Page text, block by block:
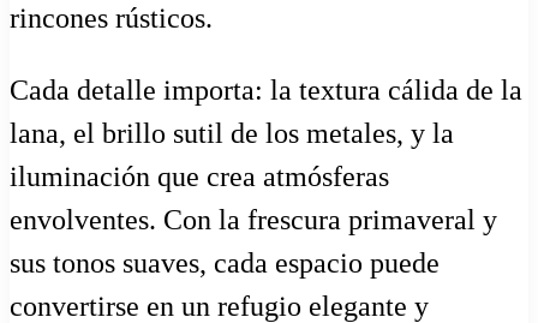
rincones rústicos.
Cada detalle importa: la textura cálida de la
lana, el brillo sutil de los metales, y la
iluminación que crea atmósferas
envolventes. Con la frescura primaveral y
sus tonos suaves, cada espacio puede
convertirse en un refugio elegante y